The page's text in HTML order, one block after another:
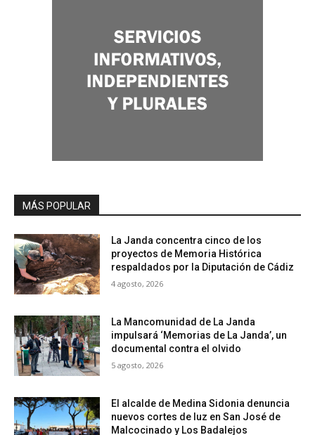
MÁS POPULAR
La Janda concentra cinco de los
proyectos de Memoria Histórica
respaldados por la Diputación de Cádiz
4 agosto, 2026
La Mancomunidad de La Janda
impulsará ‘Memorias de La Janda’, un
documental contra el olvido
5 agosto, 2026
El alcalde de Medina Sidonia denuncia
nuevos cortes de luz en San José de
Malcocinado y Los Badalejos